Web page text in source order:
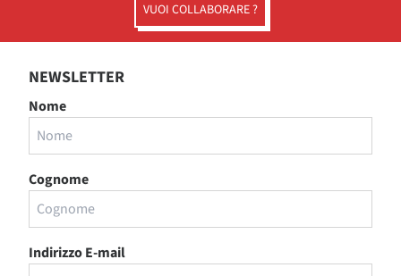
VUOI COLLABORARE ?
NEWSLETTER
Nome
Cognome
Indirizzo E-mail